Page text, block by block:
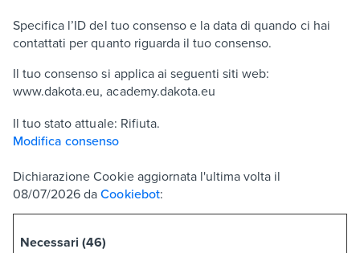
Specifica l’ID del tuo consenso e la data di quando ci hai
contattati per quanto riguarda il tuo consenso.
Il tuo consenso si applica ai seguenti siti web:
www.dakota.eu, academy.dakota.eu
Il tuo stato attuale: Rifiuta.
Modifica consenso
Dichiarazione Cookie aggiornata l'ultima volta il
08/07/2026 daCookiebot:
Necessari (46)